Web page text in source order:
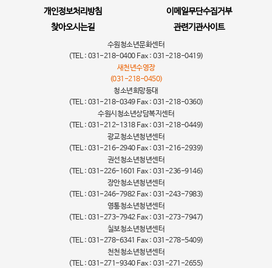
개인정보처리방침
이메일무단수집거부
찾아오시는길
관련기관사이트
수원청소년문화센터
(TEL : 031-218-0400 Fax : 031-218-0419)
새천년수영장
(031-218-0450)
청소년희망등대
(TEL : 031-218-0349 Fax : 031-218-0360)
수원시청소년상담복지센터
(TEL : 031-212-1318 Fax : 031-218-0449)
광교청소년청년센터
(TEL : 031-216-2940 Fax : 031-216-2939)
권선청소년청년센터
(TEL : 031-226-1601 Fax : 031-236-9146)
장안청소년청년센터
(TEL : 031-246-7982 Fax : 031-243-7983)
영통청소년청년센터
(TEL : 031-273-7942 Fax : 031-273-7947)
칠보청소년청년센터
(TEL : 031-278-6341 Fax : 031-278-5409)
천천청소년청년센터
(TEL : 031-271-9340 Fax : 031-271-2655)